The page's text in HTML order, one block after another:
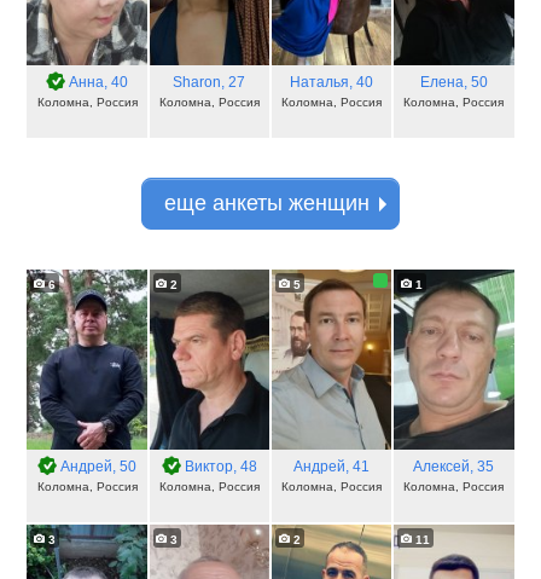
Анна, 40
Коломна, Россия
Sharon, 27
Коломна, Россия
Наталья, 40
Коломна, Россия
Елена, 50
Коломна, Россия
еще анкеты женщин
6
Андрей, 50
Коломна, Россия
2
Виктор, 48
Коломна, Россия
5
Андрей, 41
Коломна, Россия
1
Алексей, 35
Коломна, Россия
3 3 2 11